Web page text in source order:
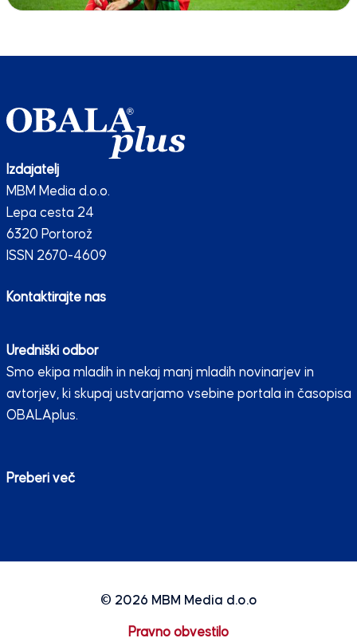
Izdajatelj
MBM Media d.o.o.
Lepa cesta 24
6320 Portorož
ISSN 2670-4609
Kontaktirajte nas
Uredniški odbor
Smo ekipa mladih in nekaj manj mladih novinarjev in
avtorjev, ki skupaj ustvarjamo vsebine portala in časopisa
OBALAplus.
Preberi več
© 2026 MBM Media d.o.o
Pravno obvestilo